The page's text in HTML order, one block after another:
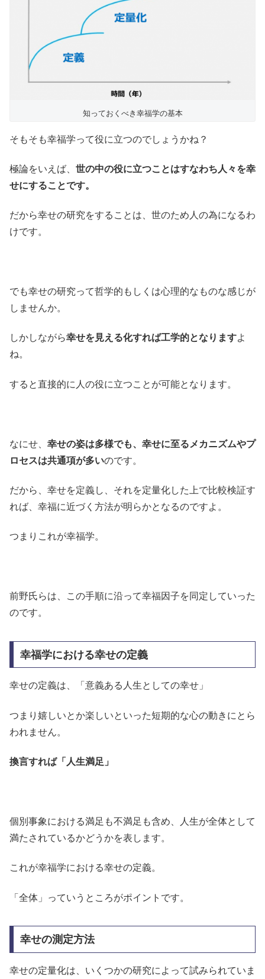
知っておくべき幸福学の基本
そもそも幸福学って役に立つのでしょうかね？
極論をいえば、 世の中の役に立つことはすなわち人々を幸
せにすることです。
だから幸せの研究をすることは、世のため人の為になるわ
けです。
でも幸せの研究って哲学的もしくは心理的なものな感じが
しませんか。
しかしながら幸せを見える化すれば工学的となりますよ
ね。
すると直接的に人の役に立つことが可能となります。
なにせ、 幸せの姿は多様でも、幸せに至るメカニズムやプ
ロセスは共通項が多いのです。
だから、幸せを定義し、それを定量化した上で比較検証す
れば、幸福に近づく方法が明らかとなるのですよ。
つまりこれが幸福学。
前野氏らは、この手順に沿って幸福因子を同定していった
のです。
幸福学における幸せの定義
幸せの定義は、「意義ある人生としての幸せ」
つまり嬉しいとか楽しいといった短期的な心の動きにとら
われません。
換言すれば「人生満足」
個別事象における満足も不満足も含め、人生が全体として
満たされているかどうかを表します。
これが幸福学における幸せの定義。
「全体」っていうところがポイントです。
幸せの測定方法
幸せの定量化は、いくつかの研究によって試みられていま